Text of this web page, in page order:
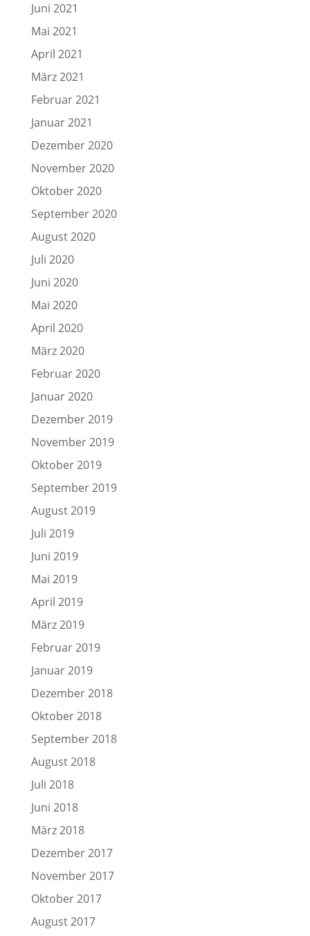
Juni 2021
Mai 2021
April 2021
März 2021
Februar 2021
Januar 2021
Dezember 2020
November 2020
Oktober 2020
September 2020
August 2020
Juli 2020
Juni 2020
Mai 2020
April 2020
März 2020
Februar 2020
Januar 2020
Dezember 2019
November 2019
Oktober 2019
September 2019
August 2019
Juli 2019
Juni 2019
Mai 2019
April 2019
März 2019
Februar 2019
Januar 2019
Dezember 2018
Oktober 2018
September 2018
August 2018
Juli 2018
Juni 2018
März 2018
Dezember 2017
November 2017
Oktober 2017
August 2017